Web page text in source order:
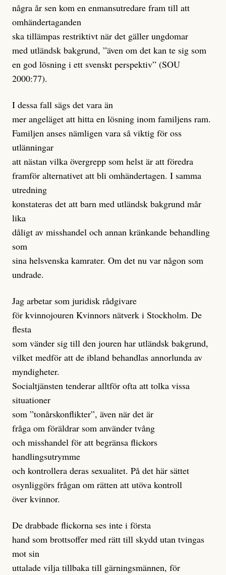
några år sen kom en enmansutredare fram till att
omhändertaganden
ska tillämpas restriktivt när det gäller ungdomar
med utländsk bakgrund, ”även om det kan te sig som
en god lösning i ett svenskt perspektiv” (SOU
2000:77).
I dessa fall sägs det vara än
mer angeläget att hitta en lösning inom familjens ram.
Familjen anses nämligen vara så viktig för oss
utlänningar
att nästan vilka övergrepp som helst är att föredra
framför alternativet att bli omhändertagen. I samma
utredning
konstateras det att barn med utländsk bakgrund mår
lika
dåligt av misshandel och annan kränkande behandling
som
sina helsvenska kamrater. Om det nu var någon som
undrade.
Jag arbetar som juridisk rådgivare
för kvinnojouren Kvinnors nätverk i Stockholm. De
flesta
som vänder sig till den jouren har utländsk bakgrund,
vilket medför att de ibland behandlas annorlunda av
myndigheter.
Socialtjänsten tenderar alltför ofta att tolka vissa
situationer
som ”tonårskonflikter”, även när det är
fråga om föräldrar som använder tvång
och misshandel för att begränsa flickors
handlingsutrymme
och kontrollera deras sexualitet. På det här sättet
osynliggörs frågan om rätten att utöva kontroll
över kvinnor.
De drabbade flickorna ses inte i första
hand som brottsoffer med rätt till skydd utan tvingas
mot sin
uttalade vilja tillbaka till gärningsmännen, för